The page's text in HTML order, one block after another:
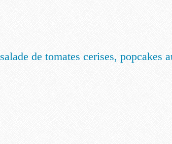
salade de tomates cerises, popcakes